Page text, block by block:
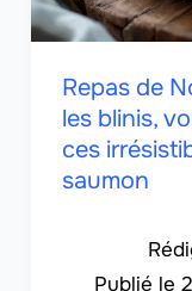
Repas de
les blinis,
ces
saumon